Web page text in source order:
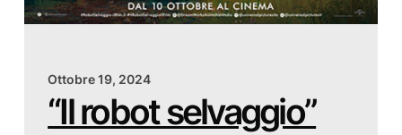
Ottobre 19, 2024
“Il robot selvaggio”